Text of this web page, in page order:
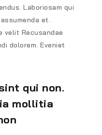
Laboriosam qui
et.
velit Recusandae
dolorem. Eveniet
qui non.
mollitia